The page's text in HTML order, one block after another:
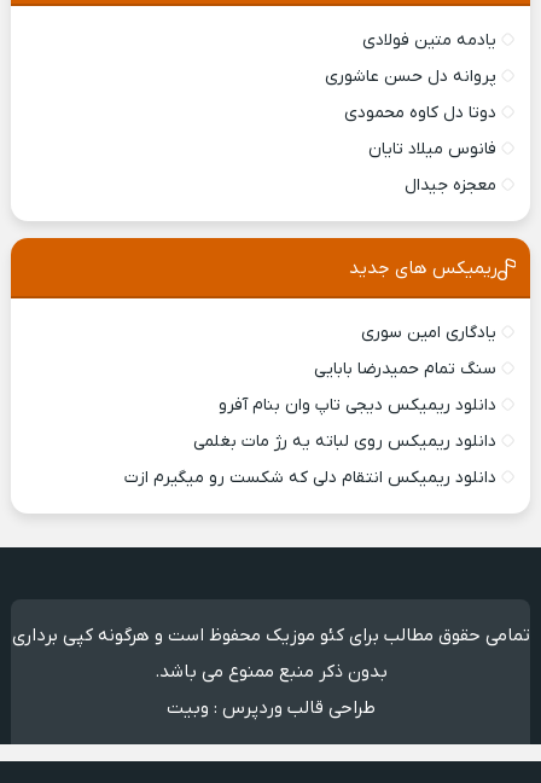
یادمه متین فولادی
پروانه دل حسن عاشوری
دوتا دل کاوه محمودی
فانوس میلاد تایان
معجزه جیدال
ریمیکس های جدید
یادگاری امین سوری
سنگ تمام حمیدرضا بابایی
دانلود ریمیکس ديجی تاپ وان بنام آفرو
دانلود ریمیکس روی لباته یه رژ مات بغلمی
دانلود ریمیکس انتقام دلی که شکست رو میگیرم ازت
تمامی حقوق مطالب برای کئو موزیک محفوظ است و هرگونه کپی برداری
بدون ذکر منبع ممنوع می باشد.
طراحی قالب وردپرس : وبیت